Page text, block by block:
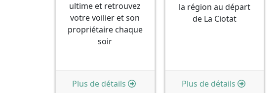
ultime et retrouvez
votre voilier et son
propriétaire chaque
soir
Plus de détails
la région au départ
de La Ciotat
Plus de détails